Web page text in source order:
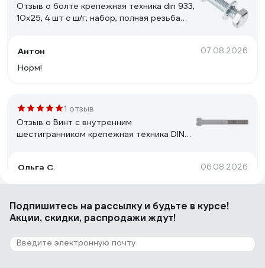
Отзыв о болте крепежная техника din 933,
10x25, 4 шт с ш/г, набор, полная резьба
Антон
07.08.2026
Норм!
1 отзыв
Отзыв о Винт с внутренним
шестигранником крепежная техника DIN
Ольга С.
06.08.2026
Соответствуют заявленным характеристикам
3 отзыва
Отзыв о резьбовой шпильке крепежная
техника 12х1000 КТ7320
Подпишитесь на рассылкуи будьте в курсе!
Акции, скидки, распродажи ждут!